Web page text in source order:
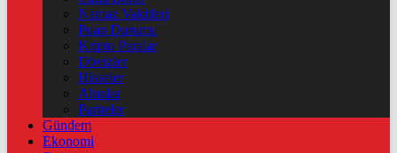
Namaz Vakitleri
Puan Durumu
Kripto Paralar
Dövizler
Hisseler
Altınlar
Pariteler
Gündem
Ekonomi